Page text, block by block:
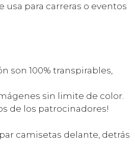
usa para carreras o eventos
son 100% transpirables,
sin limite de color.
de los patrocinadores!
camisetas delante, detrás